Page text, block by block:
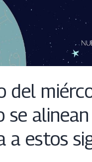
del
se
a estos